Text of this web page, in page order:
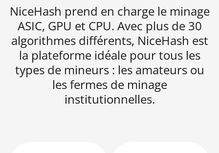
++
BITMAIN AntMiner
L3+
BITMAIN AntMiner L7
BITMAIN AntMiner L9
(16Gh)
BITMAIN AntMiner L9
NiceHash prend en charge le minage
ASIC, GPU et CPU. Avec plus de 30
algorithmes différents, NiceHash est
la plateforme idéale pour tous les
types de mineurs : les amateurs ou
les fermes de minage
institutionnelles.